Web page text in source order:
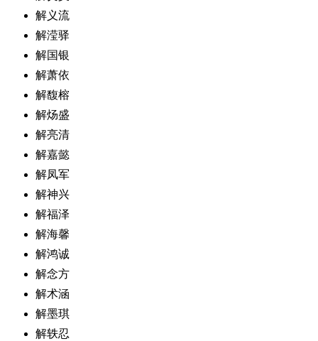
解义流
解滢驿
解国银
解萧依
解馥榕
解炀盛
解亮清
解嘉懿
解凤军
解神兴
解福泽
解海馨
解鸿诚
解念方
解术涵
解墨琪
解轶忍